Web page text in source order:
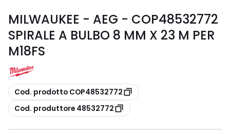
MILWAUKEE - AEG - COP48532772
SPIRALE A BULBO 8 MM X 23 M PER
M18FS
copia
Cod. prodotto COP48532772
copia
Cod. produttore 48532772